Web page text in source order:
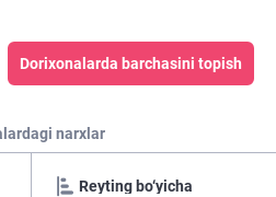
Dorixonalarda barchasini topish
narxlar